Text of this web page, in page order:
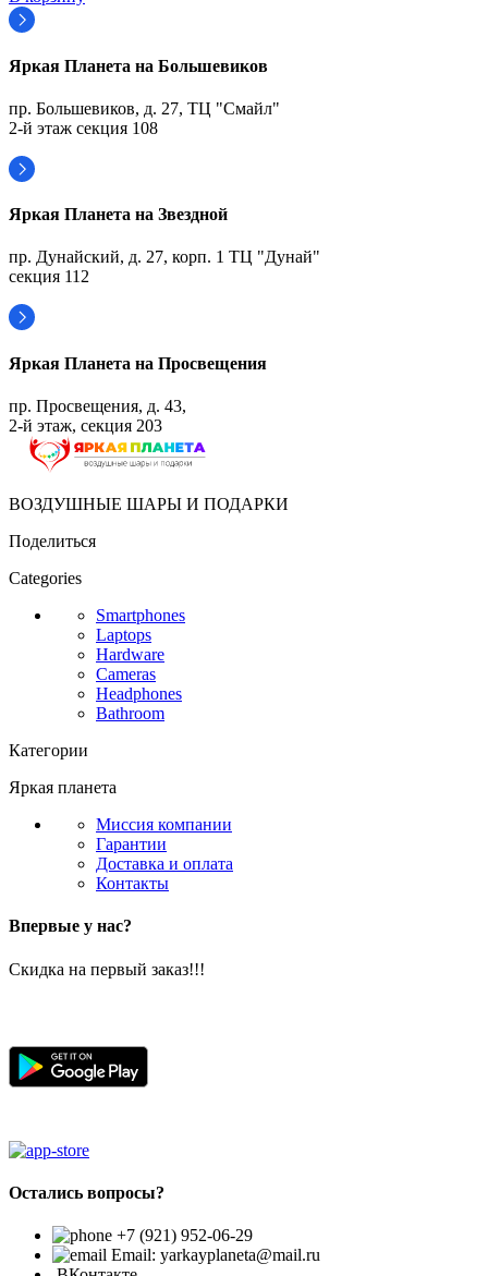
Яркая Планета на Большевиков
пр. Большевиков, д. 27, ТЦ "Смайл"
2-й этаж секция 108
Яркая Планета на Звездной
пр. Дунайский, д. 27, корп. 1 ТЦ "Дунай"
секция 112
Яркая Планета на Просвещения
пр. Просвещения, д. 43,
2-й этаж, секция 203
ВОЗДУШНЫЕ ШАРЫ И ПОДАРКИ
Поделиться
Categories
Smartphones
Laptops
Hardware
Cameras
Headphones
Bathroom
Категории
Яркая планета
Миссия компании
Гарантии
Доставка и оплата
Контакты
Впервые у нас?
Скидка на первый заказ!!!
Остались вопросы?
+7 (921) 952-06-29
Email: yarkayplaneta@mail.ru